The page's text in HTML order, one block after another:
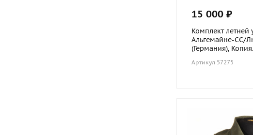
15 000 ₽
Комплект
Альгемайне-СС/
(Германия),
Артикул 57275